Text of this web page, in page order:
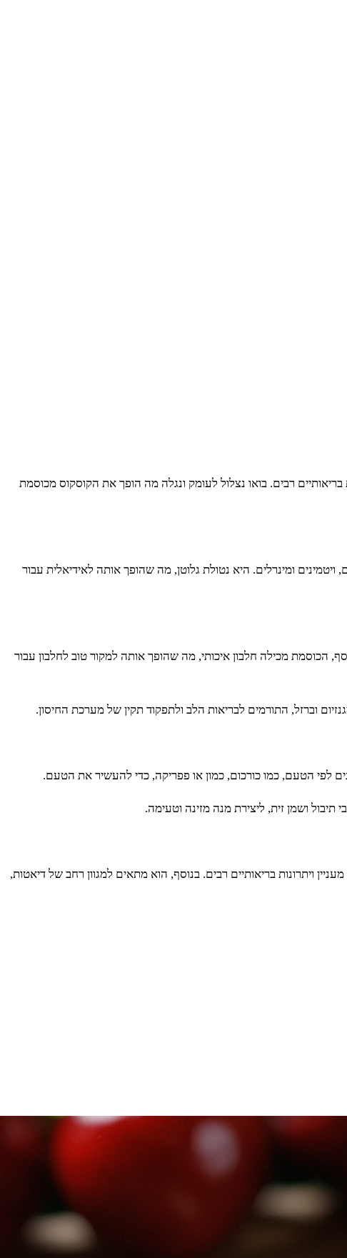
רבים. בואו נצלול לעומק ונגלה מה הופך את הקוסקוס מכוסמת
ומינרלים. היא נטולת גלוטן, מה שהופך אותה לאידיאלית עבור
הכוסמת מכילה חלבון איכותי, מה שהופך אותה למקור טוב לחלבון עבור
וברזל, התורמים לבריאות הלב ולתפקוד תקין של מערכת החיסון.
לפי הטעם, כמו כורכום, כמון או פפריקה, כדי להעשיר את הטעם.
ושמן זית, ליצירת מנה מזינה וטעימה.
ויתרונות בריאותיים רבים. בנוסף, הוא מתאים למגוון רחב של דיאטות,